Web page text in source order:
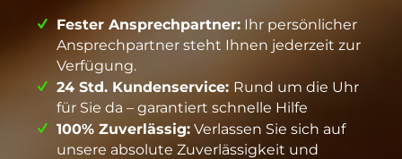
Fester Ansprechpartner: Ihr persönlicher
Ansprechpartner steht Ihnen jederzeit zur
Verfügung.
24 Std. Kundenservice: Rund um die Uhr
für Sie da – garantiert schnelle Hilfe
100% Zuverlässig: Verlassen Sie sich auf
unsere absolute Zuverlässigkeit und